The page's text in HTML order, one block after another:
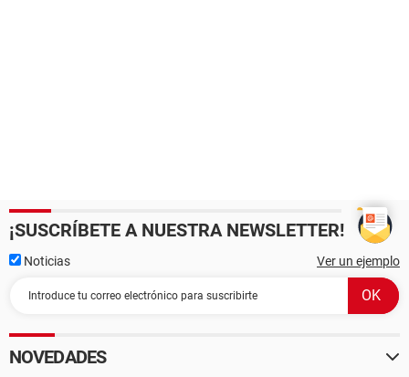
¡SUSCRÍBETE A NUESTRA NEWSLETTER!
Noticias Ver un ejemplo
NOVEDADES